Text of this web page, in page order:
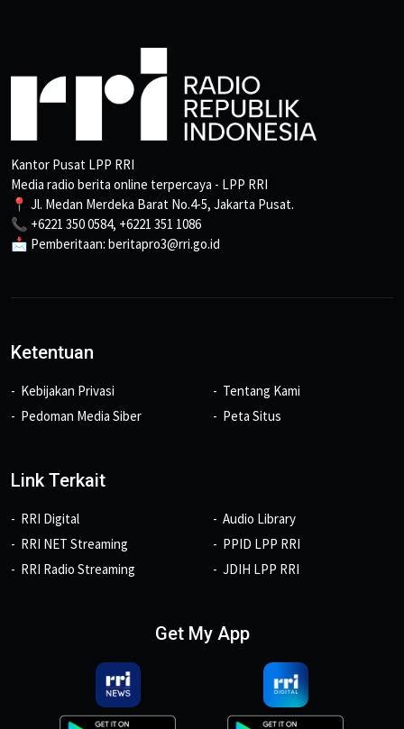
Kantor Pusat LPP RRI
Media radio berita online terpercaya - LPP RRI
📍 Jl. Medan Merdeka Barat No.4-5, Jakarta Pusat.
📞 +6221 350 0584, +6221 351 1086
📩 Pemberitaan: beritapro3@rri.go.id
Ketentuan
Kebijakan Privasi
Pedoman Media Siber
Tentang Kami
Peta Situs
Link Terkait
RRI Digital
RRI NET Streaming
RRI Radio Streaming
Audio Library
PPID LPP RRI
JDIH LPP RRI
Get My App